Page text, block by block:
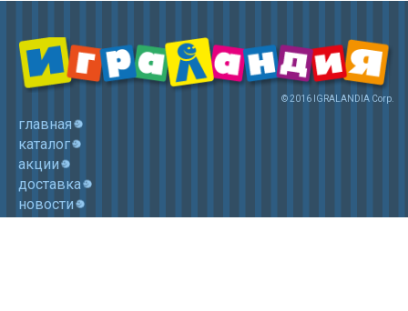
© 2016 IGRALANDIA Corp.
главная
каталог
акции
доставка
новости